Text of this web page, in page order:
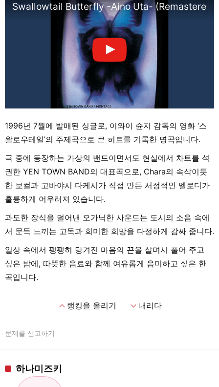
Swallowtail Butterfly -Aino Uta- (Remastered
1996년 7월에 발매된 싱글로, 이와이 슌지 감독의 영화 ‘스
왈로우테일’의 주제곡으로 큰 히트를 기록한 명곡입니다.
극 중에 등장하는 가상의 밴드이면서도 현실에서 차트를 석
권한 YEN TOWN BAND의 대표곡으로, Chara의 속삭이듯
한 보컬과 고바야시 다케시가 직접 만든 서정적인 멜로디가
훌륭하게 어우러져 있습니다.
과도한 장식을 덜어낸 오가닉한 사운드는 도시의 소음 속에
서 문득 느끼는 고독과 희미한 희망을 다정하게 감싸 줍니다.
일상 속에서 팽팽히 당겨진 마음의 끈을 살며시 풀어 주고
싶은 밤에, 따뜻한 음료와 함께 여유롭게 음미하고 싶은 한
곡입니다.
expand_less랭킹을 올리기 expand_more내리다
문제를 신고하기
하나미즈키